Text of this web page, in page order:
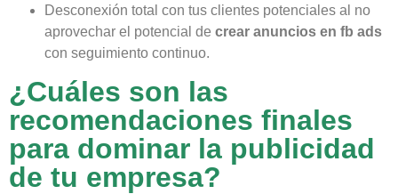
Desconexión total con tus clientes potenciales al no
aprovechar el potencial de crear anuncios en fb ads
con seguimiento continuo.
¿Cuáles son las
recomendaciones finales
para dominar la publicidad
de tu empresa?